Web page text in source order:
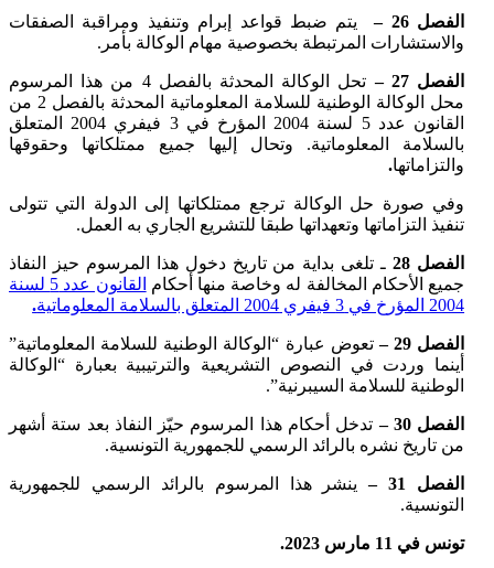
الفصل 26 –
يتم ضبط قواعد إبرام وتنفيذ ومراقبة الصفقات
والاستشارات المرتبطة بخصوصية مهام الوكالة بأمر.
الفصل 27 –
تحل الوكالة المحدثة بالفصل 4 من هذا المرسوم
محل الوكالة الوطنية للسلامة المعلوماتية المحدثة بالفصل 2 من
القانون عدد 5 لسنة 2004 المؤرخ في 3 فيفري 2004 المتعلق
بالسلامة المعلوماتية. وتحال إليها جميع ممتلكاتها وحقوقها
والتزاماتها.
وفي صورة حل الوكالة ترجع ممتلكاتها إلى الدولة التي تتولى
تنفيذ التزاماتها وتعهداتها طبقا للتشريع الجاري به العمل.
الفصل 28
ـ تلغى بداية من تاريخ دخول هذا المرسوم حيز النفاذ
جميع الأحكام المخالفة له وخاصة منها أحكام
القانون عدد 5 لسنة
2004 المؤرخ في 3 فيفري 2004 المتعلق بالسلامة المعلوماتية
.
الفصل 29 –
تعوض عبارة “الوكالة الوطنية للسلامة المعلوماتية”
أينما وردت في النصوص التشريعية والترتيبية بعبارة “الوكالة
الوطنية للسلامة السيبرنية”.
الفصل 30 –
تدخل أحكام هذا المرسوم حيّز النفاذ بعد ستة أشهر
من تاريخ نشره بالرائد الرسمي للجمهورية التونسية.
الفصل 31 –
ينشر هذا المرسوم بالرائد الرسمي للجمهورية
التونسية.
تونس في 11 مارس 2023.